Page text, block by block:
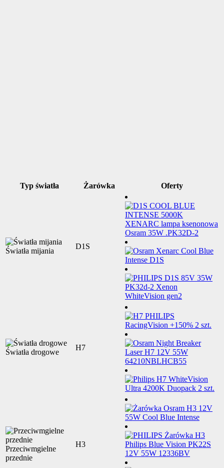
Typ światła Żarówka Oferty
Światła mijania
D1S
Światła drogowe
H7
Przeciwmgielne
przednie
H3